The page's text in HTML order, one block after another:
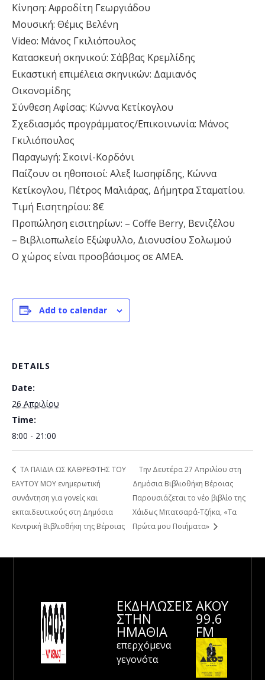
Κίνηση: Αφροδίτη Γεωργιάδου
Μουσική: Θέμις Βελένη
Video: Μάνος Γκιλιόπουλος
Κατασκευή σκηνικού: Σάββας Κρεμλίδης
Εικαστική επιμέλεια σκηνικών: Δαμιανός
Οικονομίδης
Σύνθεση Αφίσας: Κώννα Κετίκογλου
Σχεδιασμός προγράμματος/Επικοινωνία: Μάνος
Γκιλιόπουλος
Παραγωγή: Σκοινί-Κορδόνι
Παίζουν οι ηθοποιοί: Αλεξ Ιωσηφίδης, Κώννα
Κετίκογλου, Πέτρος Μαλιάρας, Δήμητρα Σταματίου.
Τιμή Εισητηρίου: 8€
Προπώληση εισιτηρίων: – Coffe Berry, Βενιζέλου
– Βιβλιοπωλείο Εξώφυλλο, Διονυσίου Σολωμού
Ο χώρος είναι προσβάσιμος σε ΑΜΕΑ.
Add to calendar
DETAILS
Date:
26 Απριλίου
Time:
8:00 - 21:00
ΤΑ ΠΑΙΔΙΑ ΩΣ ΚΑΘΡΕΦΤΗΣ ΤΟΥ
ΕΑΥΤΟΥ ΜΟΥ ενημερωτική
συνάντηση για γονείς και
εκπαιδευτικούς στη Δημόσια
Κεντρική Βιβλιοθήκη της Βέροιας
Την Δευτέρα 27 Απριλίου στη
Δημόσια Βιβλιοθήκη Βέροιας
Παρουσιάζεται το νέο βιβλίο της
Χάιδως Μπατσαρά-Τζήκα, «Τα
Πρώτα μου Ποιήματα»
ΕΚΔΗΛΩΣΕΙΣ
ΣΤΗΝ
ΗΜΑΘΊΑ
επερχόμενα
γεγονότα
ΑΚΟΥ
99.6
FM